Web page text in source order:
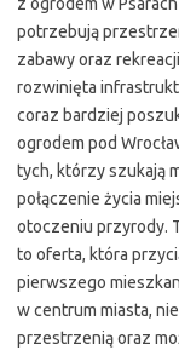
z ogrodem w
potrzebują
zabawy oraz
rozwinięta
coraz bardziej
ogrodem pod
tych, którzy szukają
połączenie życia
otoczeniu przyrody.
to oferta, która
pierwszego
w centrum miasta,
przestrzenią oraz